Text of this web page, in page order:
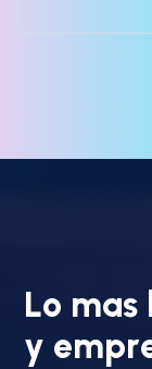
Lo mas
y empr